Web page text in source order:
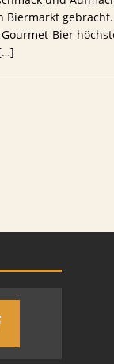
Biermarkt
Bier